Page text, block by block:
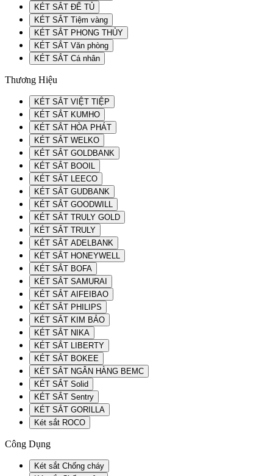
KÉT SẮT ĐỂ TỦ
KÉT SẮT Tiệm vàng
KÉT SẮT PHONG THỦY
KÉT SẮT Văn phòng
KÉT SẮT Cá nhân
Thương Hiệu
KÉT SẮT VIỆT TIỆP
KÉT SẮT KUMHO
KÉT SẮT HÒA PHÁT
KÉT SẮT WELKO
KÉT SẮT GOLDBANK
KÉT SẮT BOOIL
KÉT SẮT LEECO
KÉT SẮT GUDBANK
KÉT SẮT GOODWILL
KÉT SẮT TRULY GOLD
KÉT SẮT TRULY
KÉT SẮT ADELBANK
KÉT SẮT HONEYWELL
KÉT SẮT BOFA
KÉT SẮT SAMURAI
KÉT SẮT AIFEIBAO
KÉT SẮT PHILIPS
KÉT SẮT KIM BẢO
KÉT SẮT NIKA
KÉT SẮT LIBERTY
KÉT SẮT BOKEE
KÉT SẮT NGÂN HÀNG BEMC
KÉT SẮT Solid
KÉT SẮT Sentry
KÉT SẮT GORILLA
Két sắt ROCO
Công Dụng
Két sắt Chống cháy